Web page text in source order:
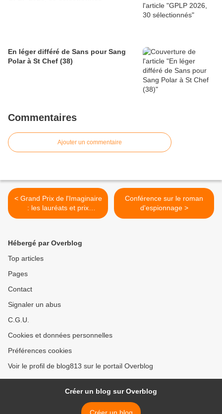
En léger différé de Sans pour Sang
Polar à St Chef (38)
Commentaires
Ajouter un commentaire
< Grand Prix de l'Imaginaire
: les lauréats et prix
spéciaux de 2024
Conférence sur le roman
d'espionnage >
Hébergé par Overblog
Top articles
Pages
Contact
Signaler un abus
C.G.U.
Cookies et données personnelles
Préférences cookies
Voir le profil de blog813 sur le portail Overblog
Créer un blog sur Overblog